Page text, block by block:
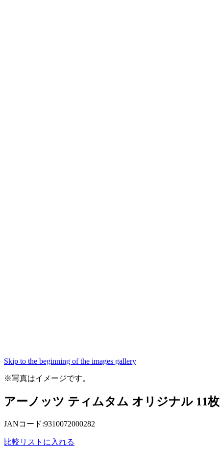
Skip to the beginning of the images gallery
※写真はイメージです。
アーノッツ ティムタム オリジナル 11枚
JANコード:9310072000282
比較リストに入れる